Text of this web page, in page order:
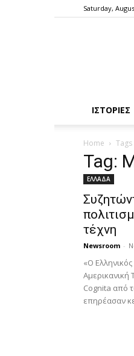
Saturday,
ΙΣΤΟΡΙΕΣ
Home Tags
Tag:
ΕΛΛΑΔΑ
τέχνη
Newsroom -
«O
Αμερικανική
Cognita από
επηρέασαν